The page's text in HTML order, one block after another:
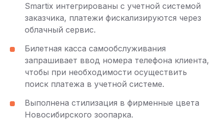
Smartix интегрированы с учетной системой
заказчика, платежи фискализируются через
облачный сервис.
Билетная касса самообслуживания
запрашивает ввод номера телефона клиента,
чтобы при необходимости осуществить
поиск платежа в учетной системе.
Выполнена стилизация в фирменные цвета
Новосибирского зоопарка.